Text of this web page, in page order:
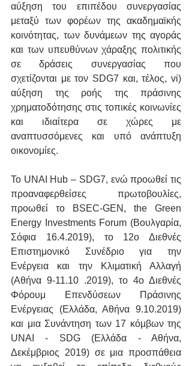
αύξηση του επιπέδου συνεργασίας
μεταξύ των φορέων της ακαδημαϊκής
κοινότητας, των δυνάμεων της αγοράς
και των υπευθύνων χάραξης πολιτικής
σε δράσεις συνεργασίας που
σχετίζονται με τον SDG7 και, τέλος, vi)
αύξηση της ροής της πράσινης
χρηματοδότησης στις τοπικές κοινωνίες
και ιδιαίτερα σε χώρες με
αναπτυσσόμενες και υπό ανάπτυξη
οικονομίες.
Το UNAI Hub – SDG7, ενώ προωθεί τις
προαναφερθείσες πρωτοβουλίες,
προωθεί το BSEC-GEN, the Green
Energy Investments Forum (Βουλγαρία,
Σόφια 16.4.2019), το 12ο Διεθνές
Επιστημονικό Συνέδριο για την
Ενέργεια και την Κλιματική Αλλαγή
(Αθήνα 9-11.10 .2019), το 4ο Διεθνές
Φόρουμ Επενδύσεων Πράσινης
Ενέργειας (Ελλάδα, Αθήνα 9.10.2019)
και μια Συνάντηση των 17 κόμβων της
UNAI - SDG (Ελλάδα - Αθήνα,
Δεκέμβριος 2019) σε μια προσπάθεια